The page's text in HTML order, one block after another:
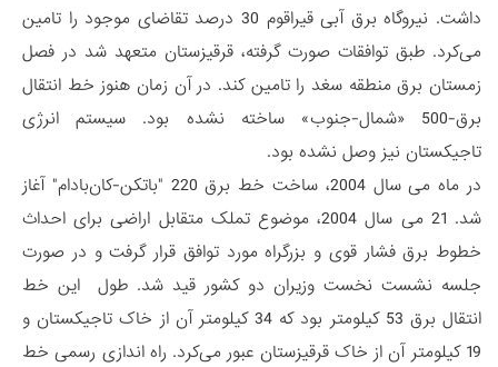
داشت. نیروگاه برق آبی قیراقوم 30 درصد تقاضای موجود را تامین
می‌کرد. طبق توافقات صورت گرفته، قرقیزستان متعهد شد در فصل
زمستان برق منطقه سغد را تامین کند. در آن زمان هنوز خط انتقال
برق-500 «شمال-جنوب» ساخته نشده بود. سیستم انرژی
تاجیکستان نیز وصل نشده بود.
در ماه می سال 2004، ساخت خط برق 220 "باتکن-کان‌بادام" آغاز
شد. 21 می سال 2004، موضوع تملک متقابل اراضی برای احداث
خطوط برق فشار قوی و بزرگراه مورد توافق قرار گرفت و در صورت
جلسه نشست نخست وزیران دو کشور قید شد. طول این خط
انتقال برق 53 کیلومتر بود که 34 کیلومتر آن از خاک تاجیکستان و
19 کیلومتر آن از خاک قرقیزستان عبور می‌کرد. راه اندازی رسمی خط